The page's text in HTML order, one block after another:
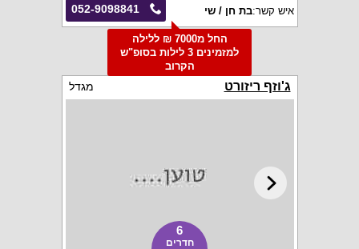
052-9098841 איש קשר:בת חן / שי
החל מ7000 ₪ ללילה
למזמינים 3 לילות בסופ"ש
הקרוב
ג'וזף ריזורט מגדל
6
חדרים